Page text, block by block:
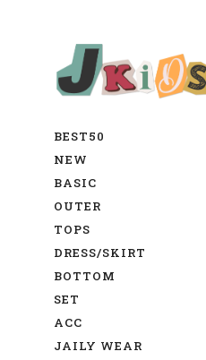
BEST50
NEW
BASIC
OUTER
TOPS
DRESS/SKIRT
BOTTOM
SET
ACC
JAILY WEAR